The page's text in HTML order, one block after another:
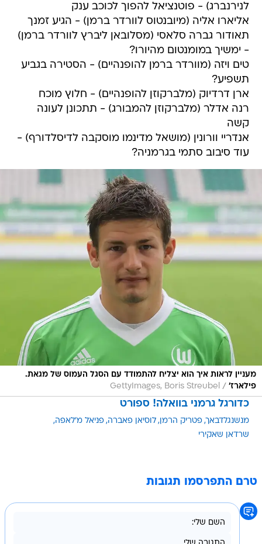
לנירנברג) - פוטנציאל להפוך לכוכב ענק
אליארו אליה (מיובנטוס לוורדר ברמן) - הגיע זמנך
תאודור גברה סלאסי (מסלובאן ליברץ לוורדר ברמן)
- ימשיך במומנטום מהיורו?
טים ויזה (מוורדר ברמן להופנהיים) - הסטירה בגביע
תשפיע?
ארן דרדיוק (מלברקוזן להופנהיים) - חלוץ מוכח
רנה אדלר (מלברקוזן להמבורג) - תתכונן לעונה
קשה
אנדריי וורונין (מושאל מדינמו מוסקבה לדיסלדורף) -
עוד סיבוב סתמי בגרמניה?
מעניין לראות איך הוא יצליח להתמודד עם הסגל העמוס של מגאת.
פילארז' /
GettyImages, Boris Streubel
כדורגל גרמני בוואלה! ספורט
מנשנגלדבאך פטריק הרמן לוסיאן פאברה פניאל מ'לאפה
שרדאן שאקירי
טרם התפרסמו תגובות